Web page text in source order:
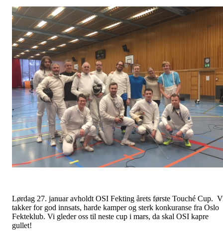
Lørdag 27. januar avholdt OSI Fekting årets første Touché Cup.
takker for god innsats, harde kamper og sterk konkuranse fra Oslo
Fekteklub. Vi gleder oss til neste cup i mars, da skal OSI kapre
gullet!